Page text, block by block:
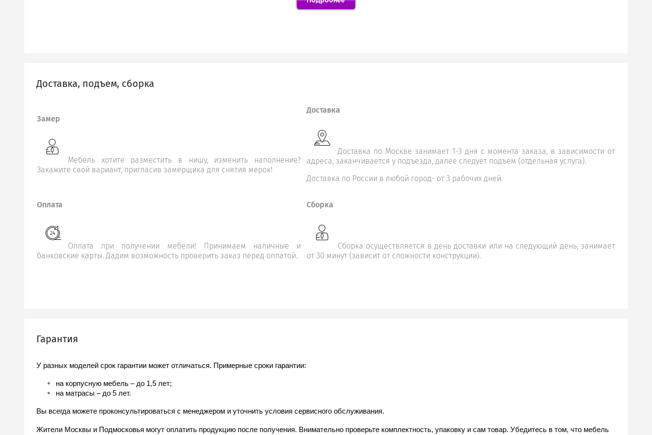
Доставка, подъем, сборка
Замер
Мебель хотите разместить в нишу, изменить наполнение?
Закажите свой вариант, пригласив замерщика для снятия мерок!
Доставка
Доставка по Москве занимает 1-3 дня с момента заказа, в зависимости от
адреса, заканчивается у подъезда, далее следует подъем (отдельная услуга).
Доставка по России в любой город- от 3 рабочих дней.
Оплата
Оплата при получении мебели! Принимаем наличные и
банковские карты. Дадим возможность проверить заказ перед оплатой.
Сборка
Сборка осуществляется в день доставки или на следующий день, занимает
от 30 минут (зависит от сложности конструкции).
Гарантия
У разных моделей срок гарантии может отличаться. Примерные сроки гарантии:
на корпусную мебель – до 1,5 лет;
на матрасы – до 5 лет.
Вы всегда можете проконсультироваться с менеджером и уточнить условия сервисного обслуживания.
Жители Москвы и Подмосковья могут оплатить продукцию после получения. Внимательно проверьте комплектность, упаковку и сам товар. Убедитесь в том, что мебель